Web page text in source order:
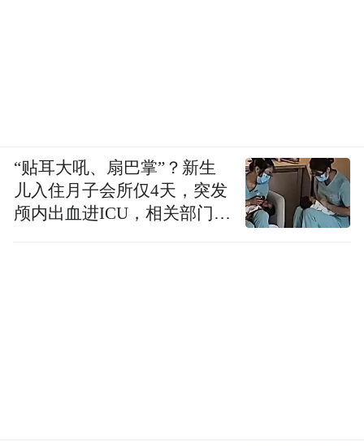
“贴耳大吼、扇巴掌”？新生
儿入住月子会所仅4天，突发
颅内出血进ICU，相关部门已